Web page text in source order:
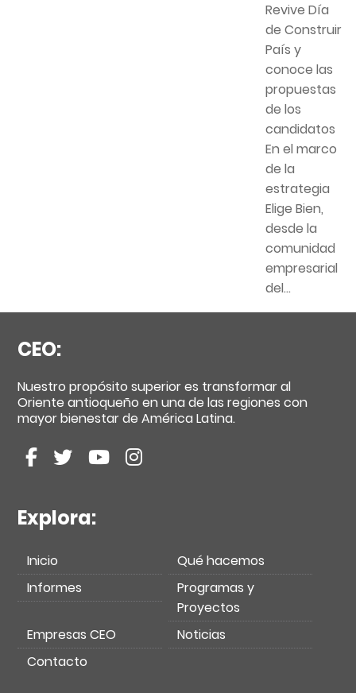
Revive Día
de Construir
País y
conoce las
propuestas
de los
candidatos
En el marco
de la
estrategia
Elige Bien,
desde la
comunidad
empresarial
del...
CEO:
Nuestro propósito superior es transformar al
Oriente antioqueño en una de las regiones con
mayor bienestar de América Latina.
Explora:
Inicio
Qué hacemos
Informes
Programas y
Proyectos
Empresas CEO
Noticias
Contacto